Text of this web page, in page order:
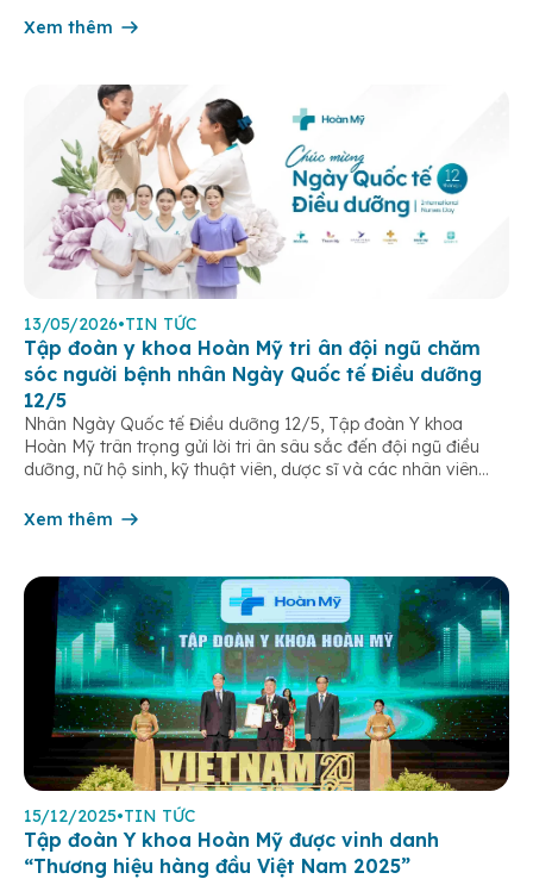
Xem thêm
13/05/2026•TIN TỨC
Tập đoàn y khoa Hoàn Mỹ tri ân đội ngũ chăm
sóc người bệnh nhân Ngày Quốc tế Điều dưỡng
12/5
Nhân Ngày Quốc tế Điều dưỡng 12/5, Tập đoàn Y khoa
Hoàn Mỹ trân trọng gửi lời tri ân sâu sắc đến đội ngũ điều
dưỡng, nữ hộ sinh, kỹ thuật viên, dược sĩ và các nhân viên
âm thầm đồng hành trên […]
Xem thêm
15/12/2025•TIN TỨC
Tập đoàn Y khoa Hoàn Mỹ được vinh danh
“Thương hiệu hàng đầu Việt Nam 2025”